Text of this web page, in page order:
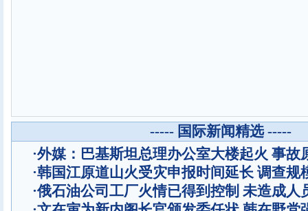
----- 国际新闻精选 -----
·外媒：巴基斯坦总理办公室大楼起火 事故
·韩国江原道山火受灾申报时间延长 调查规
·俄石油公司工厂火情已得到控制 未造成人